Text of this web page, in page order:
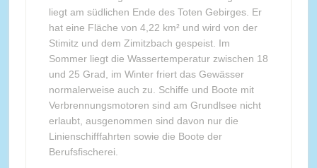
liegt am südlichen Ende des Toten Gebirges. Er
hat eine Fläche von 4,22 km² und wird von der
Stimitz und dem Zimitzbach gespeist. Im
Sommer liegt die Wassertemperatur zwischen 18
und 25 Grad, im Winter friert das Gewässer
normalerweise auch zu. Schiffe und Boote mit
Verbrennungsmotoren sind am Grundlsee nicht
erlaubt, ausgenommen sind davon nur die
Linienschifffahrten sowie die Boote der
Berufsfischerei.